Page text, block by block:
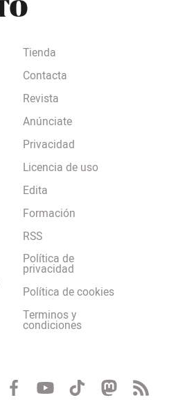
Tienda
Contacta
Revista
Anúnciate
Privacidad
Licencia de uso
Edita
Formación
RSS
Política de
privacidad
Política de cookies
Terminos y
condiciones